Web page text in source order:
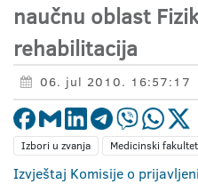
naučnu oblast
rehabilitacija
06. jul 2010. 16:57:17
Izbori u zvanja Medicinski fakultet
Izvještaj Komisije o